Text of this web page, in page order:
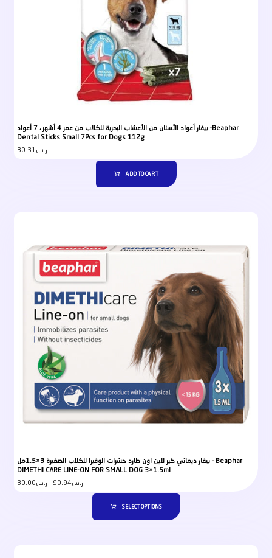
بيفار أعواد الأسنان من الأعشاب البحرية للكلاب من عمر 4 أشهر ، 7 أعواد –Beaphar
Dental Sticks Small 7Pcs for Dogs 112g
ر.س30.31
ADD TO CART
بيفار ديماثي كير لاين اون طارد حشرات الوفيرا للكلاب الصغيرة 3×1.5مل – Beaphar
DIMETHI CARE LINE-ON FOR SMALL DOG 3×1.5ml
ر.س30.00 – ر.س90.94
SELECT OPTIONS